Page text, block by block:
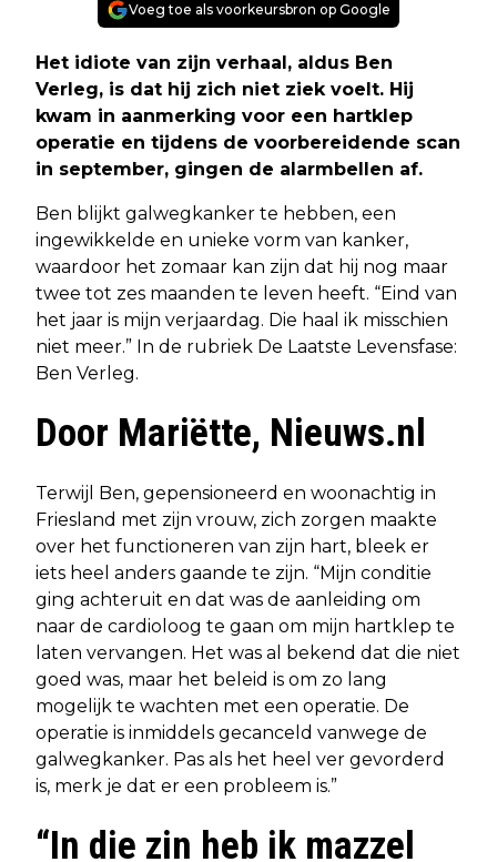
Voeg toe als voorkeursbron op Google
Het idiote van zijn verhaal, aldus Ben
Verleg, is dat hij zich niet ziek voelt. Hij
kwam in aanmerking voor een hartklep
operatie en tijdens de voorbereidende scan
in september, gingen de alarmbellen af.
Ben blijkt galwegkanker te hebben, een
ingewikkelde en unieke vorm van kanker,
waardoor het zomaar kan zijn dat hij nog maar
twee tot zes maanden te leven heeft. “Eind van
het jaar is mijn verjaardag. Die haal ik misschien
niet meer.” In de rubriek De Laatste Levensfase:
Ben Verleg.
Door Mariëtte, Nieuws.nl
Terwijl Ben, gepensioneerd en woonachtig in
Friesland met zijn vrouw, zich zorgen maakte
over het functioneren van zijn hart, bleek er
iets heel anders gaande te zijn. “Mijn conditie
ging achteruit en dat was de aanleiding om
naar de cardioloog te gaan om mijn hartklep te
laten vervangen. Het was al bekend dat die niet
goed was, maar het beleid is om zo lang
mogelijk te wachten met een operatie. De
operatie is inmiddels gecanceld vanwege de
galwegkanker. Pas als het heel ver gevorderd
is, merk je dat er een probleem is.”
“In die zin heb ik mazzel